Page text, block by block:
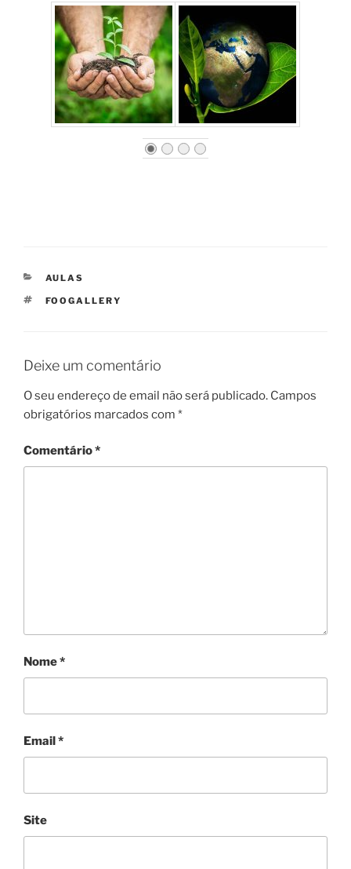
CATEGORIAS
AULAS
ETIQUETAS
FOOGALLERY
Deixe um comentário
O seu endereço de email não será publicado. Campos
obrigatórios marcados com *
Comentário*
Nome*
Email*
Site